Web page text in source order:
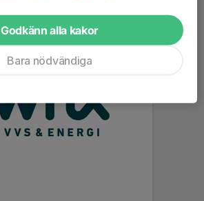
Godkänn alla kakor
Bara nödvändiga